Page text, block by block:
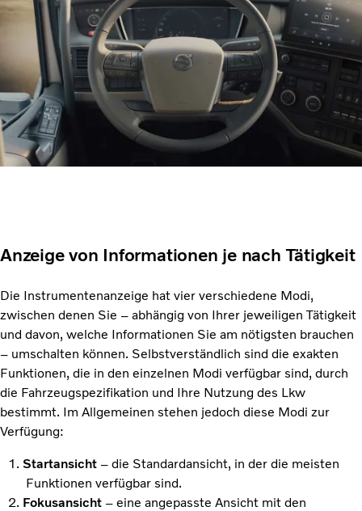
Anzeige von Informationen je nach Tätigkeit
Die Instrumentenanzeige hat vier verschiedene Modi,
zwischen denen Sie – abhängig von Ihrer jeweiligen Tätigkeit
und davon, welche Informationen Sie am nötigsten brauchen
– umschalten können. Selbstverständlich sind die exakten
Funktionen, die in den einzelnen Modi verfügbar sind, durch
die Fahrzeugspezifikation und Ihre Nutzung des Lkw
bestimmt. Im Allgemeinen stehen jedoch diese Modi zur
Verfügung:
Startansicht– die Standardansicht, in der die meisten
Funktionen verfügbar sind.
Fokusansicht– eine angepasste Ansicht mit den